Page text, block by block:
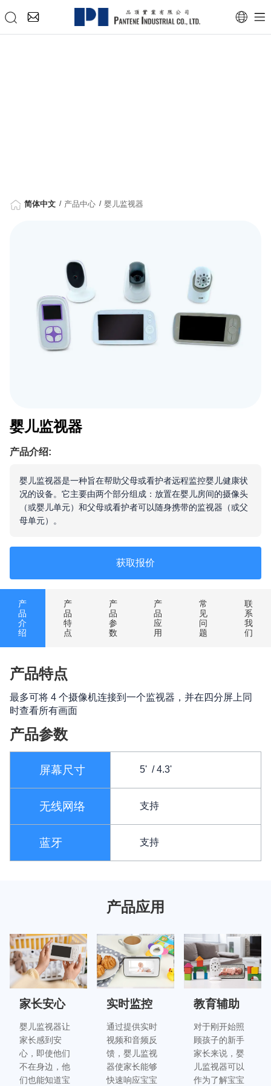
简体中文 产品中心 婴儿监视器
婴儿监视器
产品介绍:
婴儿监视器是一种旨在帮助父母或看护者远程监控婴儿健康状
况的设备。它主要由两个部分组成：放置在婴儿房间的摄像头
（或婴儿单元）和父母或看护者可以随身携带的监视器（或父
母单元）。
获取报价
产
品
介
绍
产
品
特
点
产
品
参
数
产
品
应
用
常
见
问
题
联
系
我
们
产品特点
最多可将 4 个摄像机连接到一个监视器，并在四分屏上同
时查看所有画面
产品参数
屏幕尺寸 5' / 4.3'
无线网络 支持
蓝牙 支持
产品应用
家长安心
婴儿监视器让
家长感到安
心，即使他们
不在身边，他
们也能知道宝
实时监控
通过提供实时
视频和音频反
馈，婴儿监视
器使家长能够
快速响应宝宝
教育辅助
对于刚开始照
顾孩子的新手
家长来说，婴
儿监视器可以
作为了解宝宝